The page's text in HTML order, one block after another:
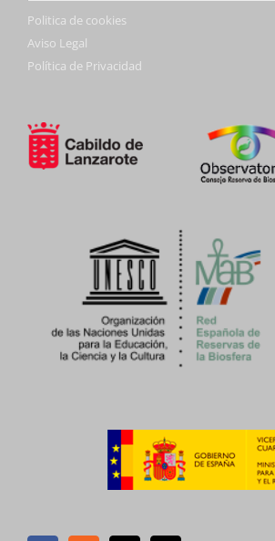
Politica de cookies
Aviso Legal
Política de Privacidad